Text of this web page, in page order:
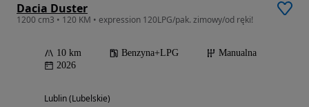
Dacia Duster
1200 cm3 • 120 KM • expression 120LPG/pak. zimowy/od ręki!
10 km Benzyna+LPG
Manualna
2026
Lublin (Lubelskie)